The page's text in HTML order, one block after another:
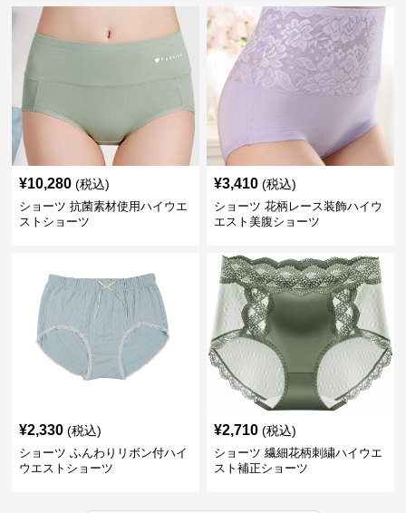
¥10,280 (税込)
ショーツ 抗菌素材使用ハイウエ
ストショーツ
¥3,410 (税込)
ショーツ 花柄レース装飾ハイウ
エスト美腹ショーツ
¥2,330 (税込)
ショーツ ふんわりリボン付ハイ
ウエストショーツ
¥2,710 (税込)
ショーツ 繊細花柄刺繍ハイウエ
スト補正ショーツ